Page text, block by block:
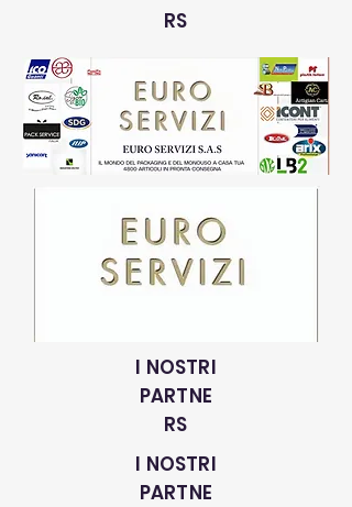
RS
I NOSTRI
PARTNE
RS
I NOSTRI
PARTNE